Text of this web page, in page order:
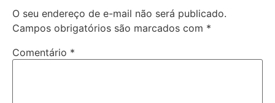
O seu endereço de e-mail não será publicado.
Campos obrigatórios são marcados com *
Comentário *